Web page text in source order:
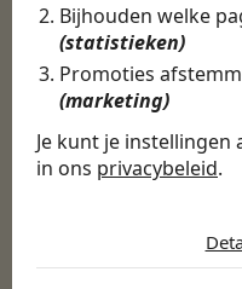
Bijhouden welke
(statistieken)
Promoties
(marketing)
Je kunt je
in ons privacybeleid.
Noodzakelijk
Ontdek